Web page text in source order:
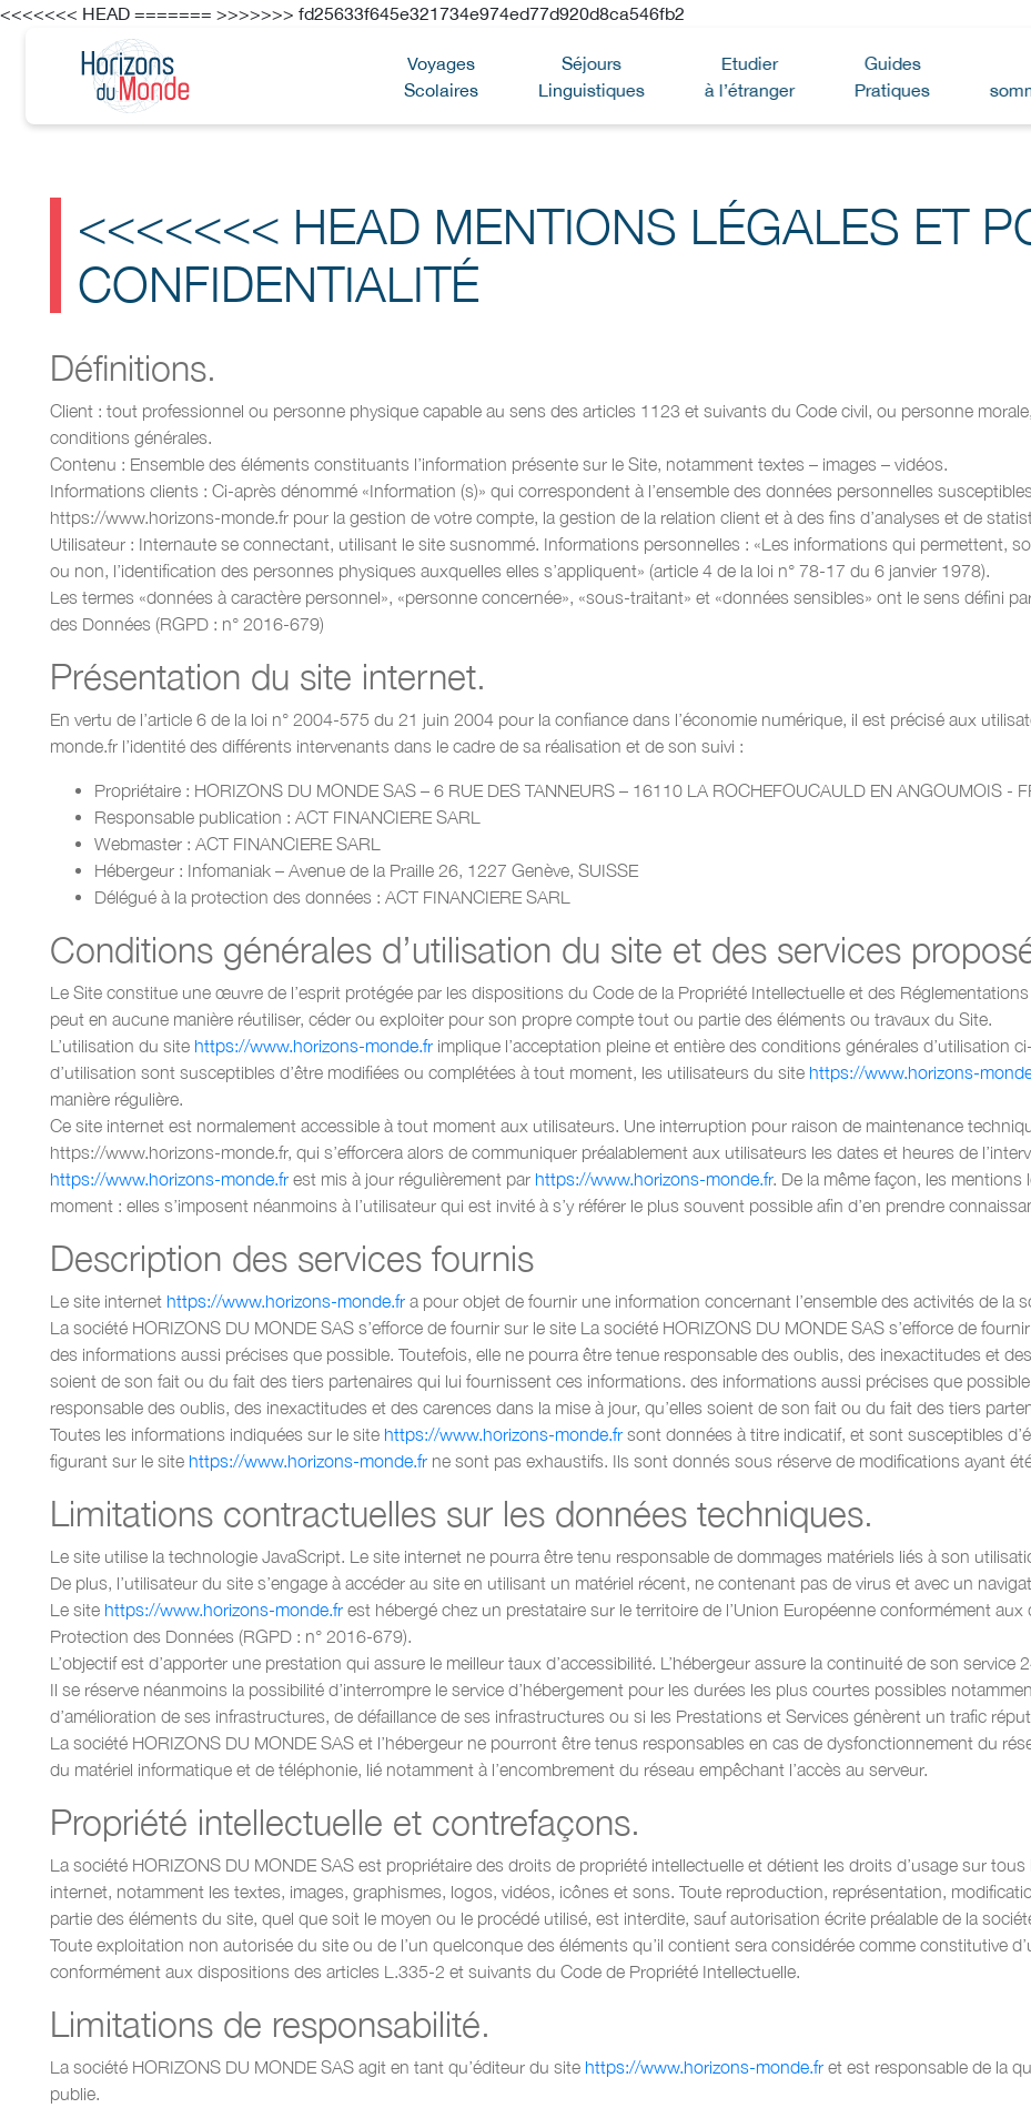
<<<<<<< HEAD ======= >>>>>>> fd25633f645e321734e974ed77d920d8ca546fb2
Voyages
Scolaires
Séjours
Linguistiques
Etudier
à l’étranger
Guides
Pratiques
<<<<<<< HEAD MENTIONS LÉGALES ET
CONFIDENTIALITÉ
Définitions.
Client : tout professionnel ou personne physique capable au sens des articles 1123 et suivants du Code civil, ou personne
conditions générales.
Contenu : Ensemble des éléments constituants l’information présente sur le Site, notamment textes – images – vidéos.
Informations clients : Ci-après dénommé «Information (s)» qui correspondent à l’ensemble des données personnelles
https://www.horizons-monde.fr pour la gestion de votre compte, la gestion de la relation client et à des fins d’analyses et de
Utilisateur : Internaute se connectant, utilisant le site susnommé. Informations personnelles : «Les informations qui permettent,
ou non, l’identification des personnes physiques auxquelles elles s’appliquent» (article 4 de la loi n° 78-17 du 6 janvier 1978).
Les termes «données à caractère personnel», «personne concernée», «sous-traitant» et «données sensibles» ont le sens défini
des Données (RGPD : n° 2016-679)
Présentation du site internet.
En vertu de l’article 6 de la loi n° 2004-575 du 21 juin 2004 pour la confiance dans l’économie numérique, il est précisé aux
monde.fr l’identité des différents intervenants dans le cadre de sa réalisation et de son suivi :
Propriétaire : HORIZONS DU MONDE SAS – 6 RUE DES TANNEURS – 16110 LA ROCHEFOUCAULD EN ANGOUMOIS -
Responsable publication : ACT FINANCIERE SARL
Webmaster : ACT FINANCIERE SARL
Hébergeur : Infomaniak – Avenue de la Praille 26, 1227 Genève, SUISSE
Délégué à la protection des données : ACT FINANCIERE SARL
Conditions générales d’utilisation du site et des services
Le Site constitue une œuvre de l’esprit protégée par les dispositions du Code de la Propriété Intellectuelle et des
peut en aucune manière réutiliser, céder ou exploiter pour son propre compte tout ou partie des éléments ou travaux du Site.
L’utilisation du site https://www.horizons-monde.fr implique l’acceptation pleine et entière des conditions générales d’utilisation
d’utilisation sont susceptibles d’être modifiées ou complétées à tout moment, les utilisateurs du site https://www.horizons-
manière régulière.
Ce site internet est normalement accessible à tout moment aux utilisateurs. Une interruption pour raison de maintenance
https://www.horizons-monde.fr, qui s’efforcera alors de communiquer préalablement aux utilisateurs les dates et heures de
https://www.horizons-monde.fr est mis à jour régulièrement par https://www.horizons-monde.fr. De la même façon, les
moment : elles s’imposent néanmoins à l’utilisateur qui est invité à s’y référer le plus souvent possible afin d’en prendre
Description des services fournis
Le site internet https://www.horizons-monde.fr a pour objet de fournir une information concernant l’ensemble des activités de la
La société HORIZONS DU MONDE SAS s’efforce de fournir sur le site La société HORIZONS DU MONDE SAS s’efforce de
des informations aussi précises que possible. Toutefois, elle ne pourra être tenue responsable des oublis, des inexactitudes et
soient de son fait ou du fait des tiers partenaires qui lui fournissent ces informations. des informations aussi précises que
responsable des oublis, des inexactitudes et des carences dans la mise à jour, qu’elles soient de son fait ou du fait des tiers
Toutes les informations indiquées sur le site https://www.horizons-monde.fr sont données à titre indicatif, et sont susceptibles
figurant sur le site https://www.horizons-monde.fr ne sont pas exhaustifs. Ils sont donnés sous réserve de modifications ayant
Limitations contractuelles sur les données techniques.
Le site utilise la technologie JavaScript. Le site internet ne pourra être tenu responsable de dommages matériels liés à son
De plus, l’utilisateur du site s’engage à accéder au site en utilisant un matériel récent, ne contenant pas de virus et avec un
Le site https://www.horizons-monde.fr est hébergé chez un prestataire sur le territoire de l’Union Européenne conformément
Protection des Données (RGPD : n° 2016-679).
L’objectif est d’apporter une prestation qui assure le meilleur taux d’accessibilité. L’hébergeur assure la continuité de son service
Il se réserve néanmoins la possibilité d’interrompre le service d’hébergement pour les durées les plus courtes possibles
d’amélioration de ses infrastructures, de défaillance de ses infrastructures ou si les Prestations et Services génèrent un trafic
La société HORIZONS DU MONDE SAS et l’hébergeur ne pourront être tenus responsables en cas de dysfonctionnement du
du matériel informatique et de téléphonie, lié notamment à l’encombrement du réseau empêchant l’accès au serveur.
Propriété intellectuelle et contrefaçons.
La société HORIZONS DU MONDE SAS est propriétaire des droits de propriété intellectuelle et détient les droits d’usage sur
internet, notamment les textes, images, graphismes, logos, vidéos, icônes et sons. Toute reproduction, représentation,
partie des éléments du site, quel que soit le moyen ou le procédé utilisé, est interdite, sauf autorisation écrite préalable de la
Toute exploitation non autorisée du site ou de l’un quelconque des éléments qu’il contient sera considérée comme constitutive
conformément aux dispositions des articles L.335-2 et suivants du Code de Propriété Intellectuelle.
Limitations de responsabilité.
La société HORIZONS DU MONDE SAS agit en tant qu’éditeur du site https://www.horizons-monde.fr et est responsable de la
publie.